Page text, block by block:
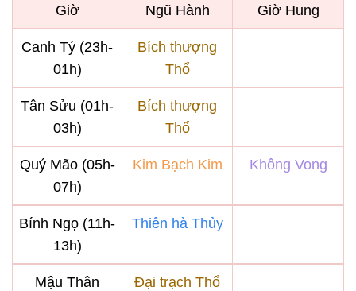
Giờ Ngũ Hành Giờ Hung
Canh Tý (23h-
01h)
Bích thượng
Thổ
Tân Sửu (01h-
03h)
Bích thượng
Thổ
Quý Mão (05h-
07h)
Kim Bạch Kim Không Vong
Bính Ngọ (11h-
13h)
Thiên hà Thủy
Mậu Thân
Đại trạch Thổ